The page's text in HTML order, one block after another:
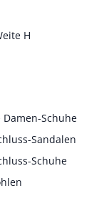
H
Damen-Schuhe
Sandalen
Schuhe